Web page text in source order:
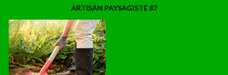
ARTISAN PAYSAGISTE 87